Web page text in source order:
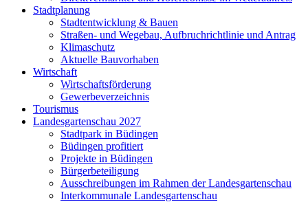
Stadtplanung
Stadtentwicklung & Bauen
Straßen- und Wegebau, Aufbruchrichtlinie und Antrag
Klimaschutz
Aktuelle Bauvorhaben
Wirtschaft
Wirtschaftsförderung
Gewerbeverzeichnis
Tourismus
Landesgartenschau 2027
Stadtpark in Büdingen
Büdingen profitiert
Projekte in Büdingen
Bürgerbeteiligung
Ausschreibungen im Rahmen der Landesgartenschau
Interkommunale Landesgartenschau